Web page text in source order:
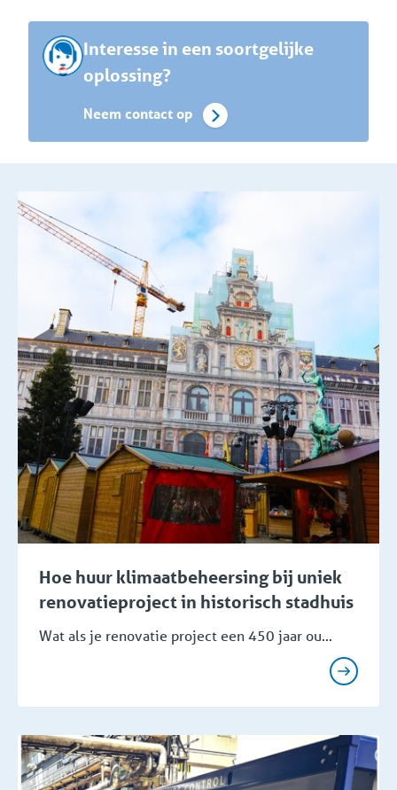
Interesse in een soortgelijke
oplossing?
Neem contact op
Hoe huur klimaatbeheersing bij uniek
renovatieproject in historisch stadhuis
Wat als je renovatie project een 450 jaar ou...